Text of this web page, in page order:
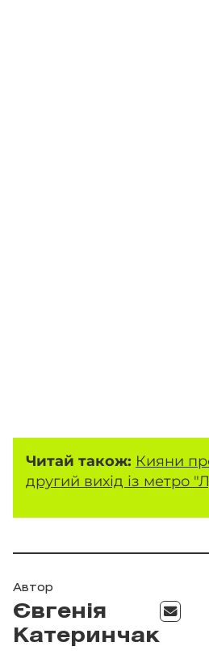
Читай також: Кияни
другий вихід із метро
Автор
Євгенія
Катеринчак